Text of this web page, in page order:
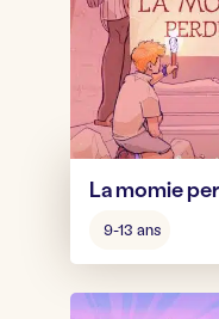
La momie
pour
jouer
9-13 ans